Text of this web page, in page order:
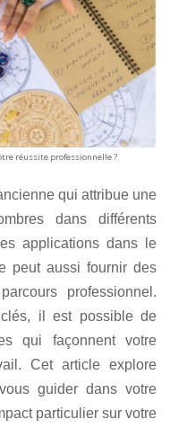
réussite professionnelle ?
qui attribue une
dans différents
applications dans le
peut aussi fournir des
professionnel.
il est possible de
qui façonnent votre
Cet article explore
guider dans votre
particulier sur votre